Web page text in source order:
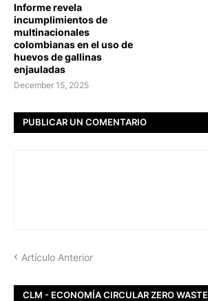
Informe revela
incumplimientos de
multinacionales
colombianas en el uso de
huevos de gallinas
enjauladas
December 15, 2025
PUBLICAR UN COMENTARIO
Artículo Anterior
CLM - ECONOMÍA CIRCULAR ZERO WASTE